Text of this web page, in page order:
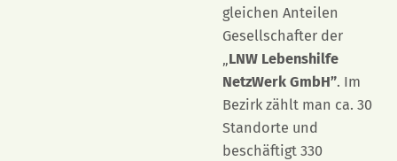
gleichen Anteilen
Gesellschafter der
„LNW Lebenshilfe
NetzWerk GmbH”. Im
Bezirk zählt man ca. 30
Standorte und
beschäftigt 330